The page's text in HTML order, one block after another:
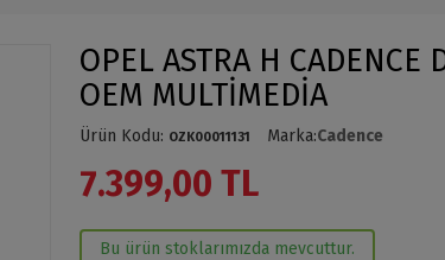
OPEL ASTRA H CADENCE
OEM MULTİMEDİA
Ürün Kodu: OZK00011131 Marka:Cadence
7.399,00 TL
Bu ürün stoklarımızda mevcuttur.